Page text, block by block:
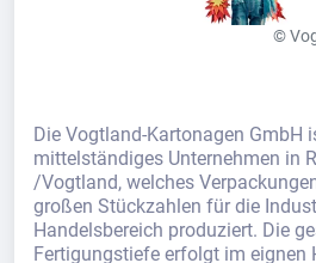
©
Die Vogtland-Kartonagen GmbH
mittelständiges Unternehmen in
/Vogtland, welches
großen Stückzahlen für die
Handelsbereich produziert. Die
Fertigungstiefe erfolgt im eignen